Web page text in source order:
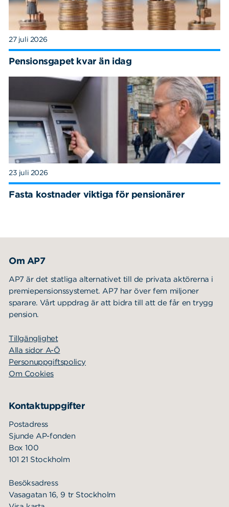
27 juli 2026
Pensionsgapet kvar än idag
23 juli 2026
Fasta kostnader viktiga för pensionärer
Om AP7
AP7 är det statliga alternativet till de privata aktörerna i
premiepensionssystemet. AP7 har över fem miljoner
sparare. Vårt uppdrag är att bidra till att de får en trygg
pension.
Tillgänglighet
Alla sidor A-Ö
Personuppgiftspolicy
Om Cookies
Kontaktuppgifter
Postadress
Sjunde AP-fonden
Box 100
101 21 Stockholm
Besöksadress
Vasagatan 16, 9 tr Stockholm